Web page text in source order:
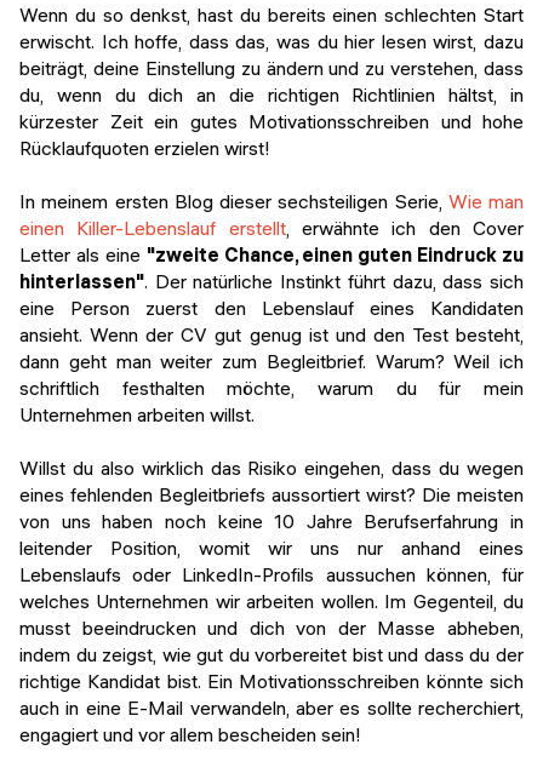
Web-Entwicklung Einführungskurs
Python Einführungskurs
Python & Ops Einführungskurs
Wenn du so denkst, hast du bereits einen schlechten Start
erwischt. Ich hoffe, dass das, was du hier lesen wirst, dazu
beiträgt, deine Einstellung zu ändern und zu verstehen, dass
du, wenn du dich an die richtigen Richtlinien hältst, in
kürzester Zeit ein gutes Motivationsschreiben und hohe
Rücklaufquoten erzielen wirst!
In meinem ersten Blog dieser sechsteiligen Serie, Wie man
einen Killer-Lebenslauf erstellt, erwähnte ich den Cover
Letter als eine "zweite Chance, einen guten Eindruck zu
hinterlassen". Der natürliche Instinkt führt dazu, dass sich
eine Person zuerst den Lebenslauf eines Kandidaten
ansieht. Wenn der CV gut genug ist und den Test besteht,
dann geht man weiter zum Begleitbrief. Warum? Weil ich
schriftlich festhalten möchte, warum du für mein
Unternehmen arbeiten willst.
Willst du also wirklich das Risiko eingehen, dass du wegen
eines fehlenden Begleitbriefs aussortiert wirst? Die meisten
von uns haben noch keine 10 Jahre Berufserfahrung in
leitender Position, womit wir uns nur anhand eines
Lebenslaufs oder LinkedIn-Profils aussuchen können, für
welches Unternehmen wir arbeiten wollen. Im Gegenteil, du
musst beeindrucken und dich von der Masse abheben,
indem du zeigst, wie gut du vorbereitet bist und dass du der
richtige Kandidat bist. Ein Motivationsschreiben könnte sich
auch in eine E-Mail verwandeln, aber es sollte recherchiert,
engagiert und vor allem bescheiden sein!